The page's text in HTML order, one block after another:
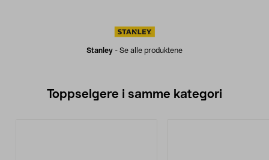
Stanley - Se alle produktene
Toppselgere i samme kategori